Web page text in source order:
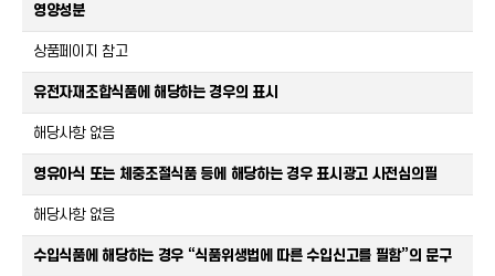
영양성분
상품페이지 참고
유전자재조합식품에 해당하는 경우의 표시
해당사항 없음
영유아식 또는 체중조절식품 등에 해당하는 경우 표시광고 사전심의필
해당사항 없음
수입식품에 해당하는 경우 “식품위생법에 따른 수입신고를 필함”의 문구